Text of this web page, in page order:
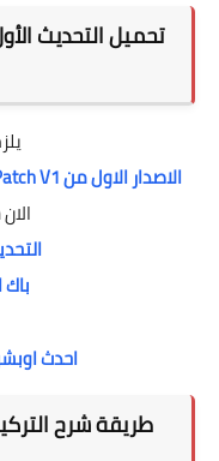
الاصدار الاول من eCommunity Patch V1 باتش 2022 لبيس 2017
احدث اوبشن